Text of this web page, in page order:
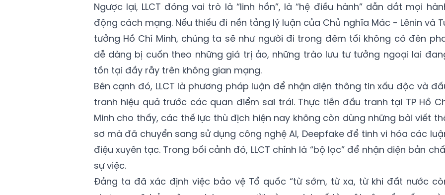
Ngược lại, LLCT đóng vai trò là “linh hồn”, là “hệ điều hành” dẫn dắt mọi
động cách mạng. Nếu thiếu đi nền tảng lý luận của Chủ nghĩa Mác - Lênin và
tưởng Hồ Chí Minh, chúng ta sẽ như người đi trong đêm tối không có đèn
dễ dàng bị cuốn theo những giá trị ảo, những trào lưu tư tưởng ngoại lai
tồn tại đầy rẫy trên không gian mạng.
Bên cạnh đó, LLCT là phương pháp luận để nhận diện thông tin xấu độc và
tranh hiệu quả trước các quan điểm sai trái. Thực tiễn đấu tranh tại TP Hồ
Minh cho thấy, các thế lực thù địch hiện nay không còn dùng những bài viết
sơ mà đã chuyển sang sử dụng công nghệ AI, Deepfake để tinh vi hóa các
điệu xuyên tạc. Trong bối cảnh đó, LLCT chính là “bộ lọc” để nhận diện bản
sự việc.
Đảng ta đã xác định việc bảo vệ Tổ quốc “từ sớm, từ xa, từ khi đất nước